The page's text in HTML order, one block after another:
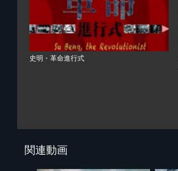
史明・革命進行式
関連動画